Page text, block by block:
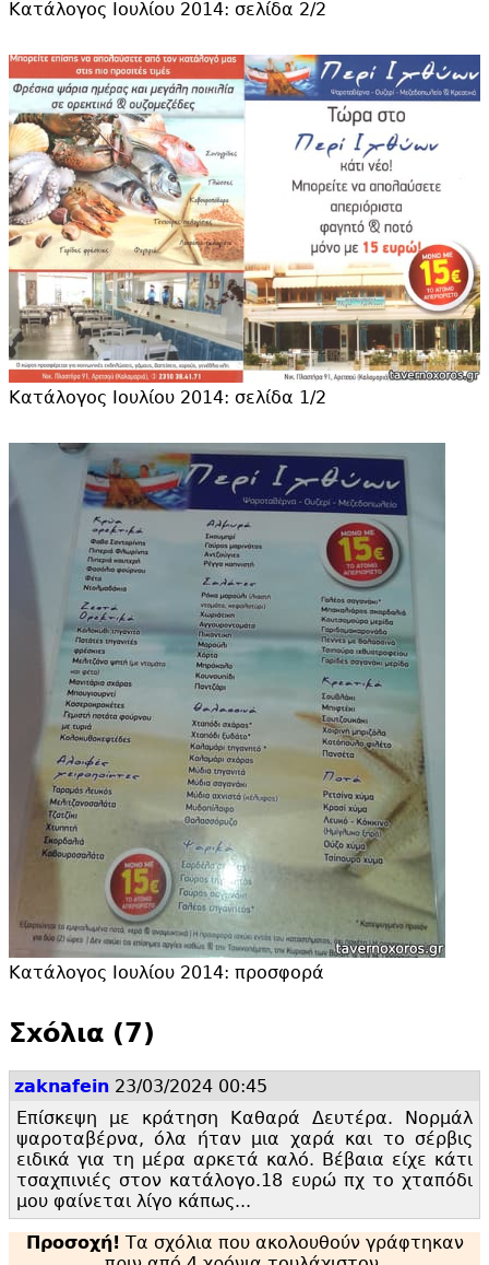
Κατάλογος Ιουλίου 2014: σελίδα 2/2
Κατάλογος Ιουλίου 2014: σελίδα 1/2
Κατάλογος Ιουλίου 2014: προσφορά
Σxόλια (7)
zaknafein 23/03/2024 00:45
Επίσκεψη με κράτηση Καθαρά Δευτέρα. Νορμάλ
ψαροταβέρνα, όλα ήταν μια χαρά και το σέρβις
ειδικά για τη μέρα αρκετά καλό. Βέβαια είχε κάτι
τσαχπινιές στον κατάλογο.18 ευρώ πχ το χταπόδι
μου φαίνεται λίγο κάπως...
Προσοχή! Τα σχόλια που ακολουθούν γράφτηκαν